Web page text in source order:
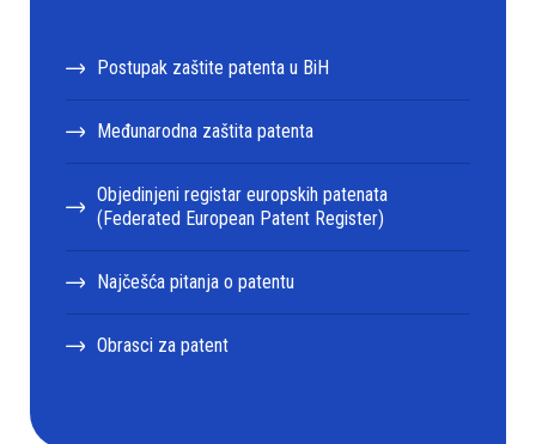
Postupak zaštite patenta u BiH
Međunarodna zaštita patenta
Objedinjeni registar europskih patenata
(Federated European Patent Register)
Najčešća pitanja o patentu
Obrasci za patent